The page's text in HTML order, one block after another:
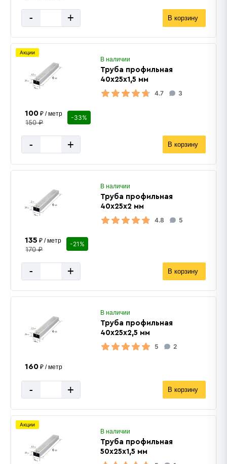
- + В корзину
Акции
В наличии
Труба профильная
40х25х1,5 мм
4.7
3
100 ₽ / метр
150 ₽
-33%
- + В корзину
В наличии
Труба профильная
40х25х2 мм
4.8
5
135 ₽ / метр
170 ₽
-21%
- + В корзину
В наличии
Труба профильная
40х25х2,5 мм
5
2
160 ₽ / метр
- + В корзину
Акции
В наличии
Труба профильная
50х25х1,5 мм